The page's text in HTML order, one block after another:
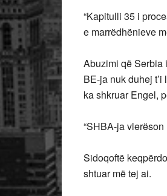
“Kapitulli 35 i
e marrëdhënieve
Abuzimi që Serbia
BE-ja nuk duhej
ka shkruar Engel,
“SHBA-ja
Sidoqoftë
shtuar më tej ai.